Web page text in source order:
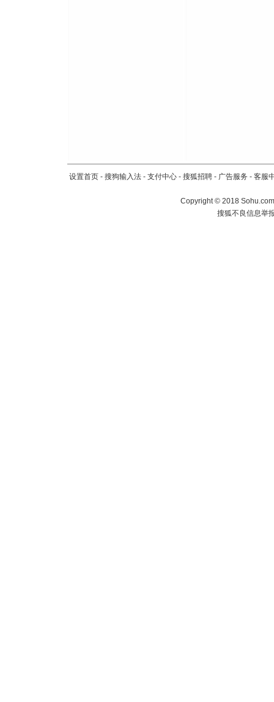
设置首页 - 搜狗输入法 - 支付中心 - 搜狐招聘 - 广告服务 - 客服
Copyright ©2018
搜狐不良信息举